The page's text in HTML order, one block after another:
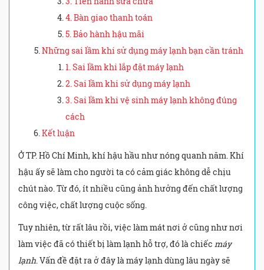
4. Bàn giao thanh toán
5. Bảo hành hậu mãi
Những sai lầm khi sử dụng máy lạnh bạn cần tránh
1. Sai lầm khi lắp đặt máy lạnh
2. Sai lầm khi sử dụng máy lạnh
3. Sai lầm khi vệ sinh máy lạnh không đúng
cách
Kết luận
Ở TP. Hồ Chí Minh, khí hậu hầu như nóng quanh năm. Khí
hậu ấy sẽ làm cho người ta có cảm giác không dễ chịu
chút nào. Từ đó, ít nhiều cũng ảnh hưởng đến chất lượng
công việc, chất lượng cuộc sống.
Tuy nhiên, từ rất lâu rồi, việc làm mát nơi ở cũng như nơi
làm việc đã có thiết bị làm lạnh hỗ trợ, đó là chiếc máy
lạnh. Vấn đề đặt ra ở đây là máy lạnh dùng lâu ngày sẽ